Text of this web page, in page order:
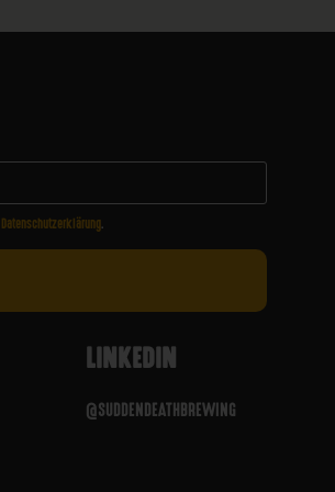
Datenschutzerklärung.
LINKEDIN
@SUDDENDEATHBREWING